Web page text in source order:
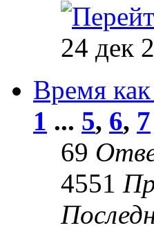
24 дек
Время
1 ... 5, 6, 7
69
4551